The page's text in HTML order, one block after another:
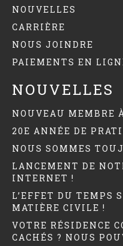
NOUVELLES
CARRIÈRE
NOUS JOINDRE
PAIEMENTS EN
NOUVELLES
NOUVEAU MEMBRE
20E ANNÉE DE
NOUS SOMMES
LANCEMENT DE
INTERNET !
L’EFFET DU TEMPS
MATIÈRE CIVILE !
VOTRE RÉSIDENCE
CACHÉS ? NOUS